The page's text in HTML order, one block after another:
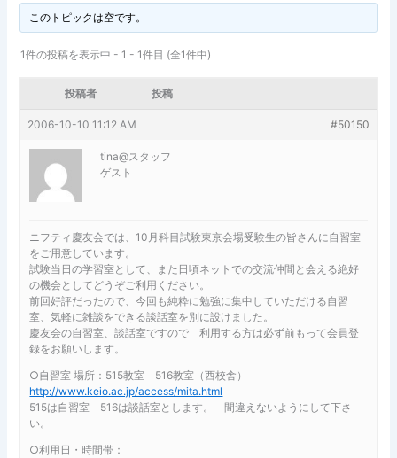
このトピックは空です。
1件の投稿を表示中 - 1 - 1件目 (全1件中)
投稿者 投稿
2006-10-10 11:12 AM #50150
tina@スタッフ
ゲスト
ニフティ慶友会では、10月科目試験東京会場受験生の皆さんに自習室
をご用意しています。
試験当日の学習室として、また日頃ネットでの交流仲間と会える絶好
の機会としてどうぞご利用ください。
前回好評だったので、今回も純粋に勉強に集中していただける自習
室、気軽に雑談をできる談話室を別に設けました。
慶友会の自習室、談話室ですので 利用する方は必ず前もって会員登
録をお願いします。
○自習室 場所：515教室 516教室（西校舎）
http://www.keio.ac.jp/access/mita.html
515は自習室 516は談話室とします。 間違えないようにして下さ
い。
○利用日・時間帯：